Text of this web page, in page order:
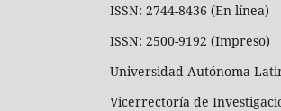
ISSN: 2744-8436 (En línea)
ISSN: 2500-9192 (Impreso)
Universidad Autónoma
Vicerrectoría de